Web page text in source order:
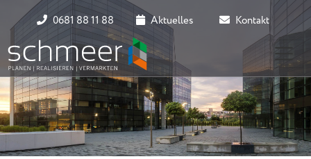
0681 88 11 88 Aktuelles Kontakt